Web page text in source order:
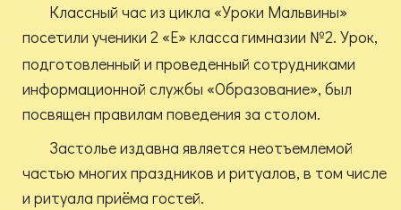
Классный час из цикла «Уроки Мальвины»
посетили ученики 2 «Е» классагимназии №2. Урок,
подготовленный и проведенный сотрудниками
информационной службы «Образование», был
посвящен правилам поведения за столом.
Застолье издавна является неотъемлемой
частью многих праздников и ритуалов, в том числе
и ритуала приёма гостей.